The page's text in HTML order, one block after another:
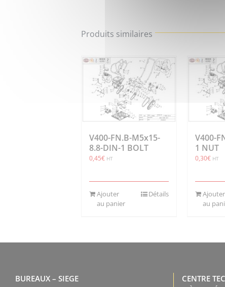
Produits similaires
V400-FN.B-M5x15-
8.8-DIN-1 BOLT
0,45€ HT
Ajouter
au panier
Détails
V400-
1 NUT
0,30€ HT
Ajouter
au
BUREAUX – SIEGE
CENTRE